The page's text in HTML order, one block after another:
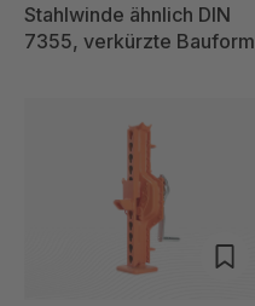
Stahlwinde ähnlich DIN
7355, verkürzte Bauform